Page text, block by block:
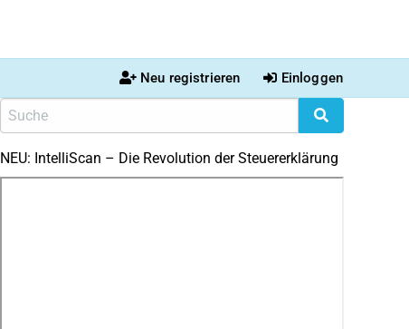
Neu registrieren Einloggen
NEU: IntelliScan – Die Revolution der Steuererklärung